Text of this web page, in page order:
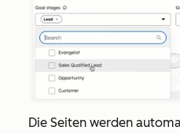
Die Seiten werden